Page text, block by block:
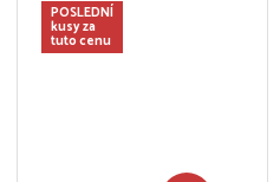
POSLEDNÍ
kusy za
tuto cenu